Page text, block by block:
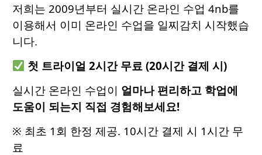
저희는 2009년부터 실시간 온라인 수업 4nb를
이용해서 이미 온라인 수업을 일찌감치 시작했습
니다.
첫 트라이얼 2시간 무료 (20시간 결제 시)
실시간 온라인 수업이 얼마나 편리하고 학업에
도움이 되는지 직접 경험해보세요!
※ 최초 1회 한정 제공. 10시간 결제 시 1시간 무
료